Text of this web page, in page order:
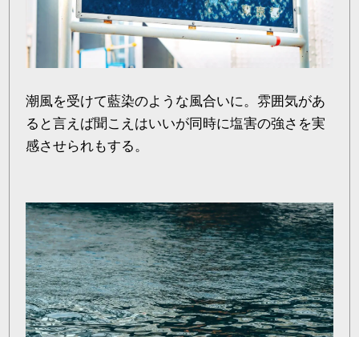
潮風を受けて藍染のような風合いに。雰囲気があ
ると言えば聞こえはいいが同時に塩害の強さを実
感させられもする。